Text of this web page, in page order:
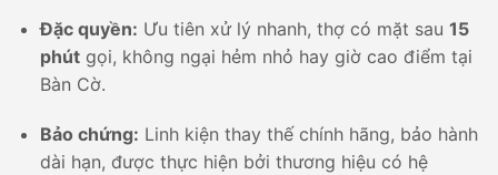
Đặc quyền: Ưu tiên xử lý nhanh, thợ có mặt sau 15
phútgọi, không ngại hẻm nhỏ hay giờ cao điểm tại
Bàn Cờ.
Bảo chứng: Linh kiện thay thế chính hãng, bảo hành
dài hạn, được thực hiện bởi thương hiệu có hệ